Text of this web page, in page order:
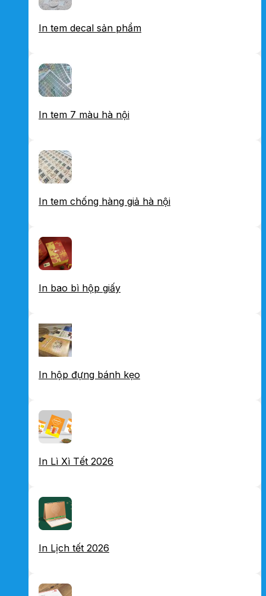
In tem decal sản phẩm
In tem 7 màu hà nội
In tem chống hàng giả hà nội
In bao bì hộp giấy
In hộp đựng bánh kẹo
In Lì Xì Tết 2026
In Lịch tết 2026